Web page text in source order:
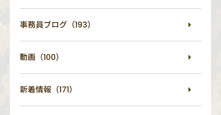
事務員ブログ（193）
動画（100）
新着情報（171）